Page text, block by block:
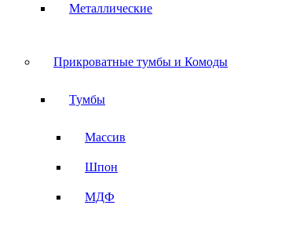
Металлические
Прикроватные тумбы и Комоды
Тумбы
Массив
Шпон
МДФ